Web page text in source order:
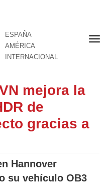
ESPAÑA
AMÉRICA
INTERNACIONAL
mejora la
de
gracias a
Hannover
su vehículo OB3